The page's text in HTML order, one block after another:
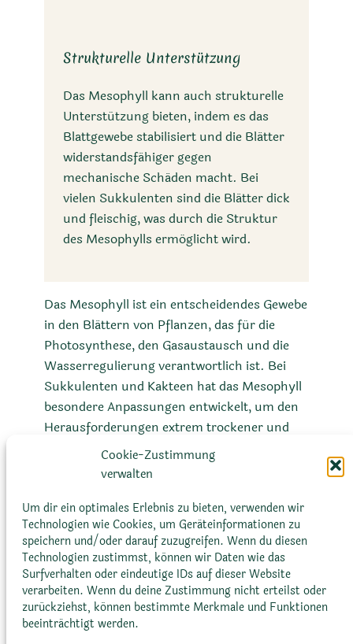
Cookie-Zustimmung
verwalten
Um dir ein optimales Erlebnis zu bieten, verwenden wir
Technologien wie Cookies, um Geräteinformationen zu
speichern und/oder darauf zuzugreifen. Wenn du diesen
Technologien zustimmst, können wir Daten wie das
Surfverhalten oder eindeutige IDs auf dieser Website
verarbeiten. Wenn du deine Zustimmung nicht erteilst oder
zurückziehst, können bestimmte Merkmale und Funktionen
beeinträchtigt werden.
Strukturelle Unterstützung
Das Mesophyll kann auch strukturelle
Unterstützung bieten, indem es das
Blattgewebe stabilisiert und die Blätter
widerstandsfähiger gegen
mechanische Schäden macht. Bei
vielen Sukkulenten sind die Blätter dick
und fleischig, was durch die Struktur
des Mesophylls ermöglicht wird.
Das Mesophyll ist ein entscheidendes Gewebe
in den Blättern von Pflanzen, das für die
Photosynthese, den Gasaustausch und die
Wasserregulierung verantwortlich ist. Bei
Sukkulenten und Kakteen hat das Mesophyll
besondere Anpassungen entwickelt, um den
Herausforderungen extrem trockener und
heißer Umgebungen zu begegnen. Diese
Anpassungen umfassen die Speicherung von
Schutz vor intensiver Sonneneinstrahlung
und die strukturelle Unterstützung.